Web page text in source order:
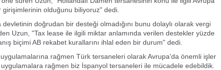
olduğunu biliyoruz" dedi.
doğrudan bir desteği olmadığını bunu dolaylı olarak vergi
Uzun, "Tax lease ile ilgili miktar anlamında verilen destekler yüzde
biçimi AB rekabet kurallarını ihlal eden bir durum" dedi.
rağmen Türk tersaneleri olarak Avrupa'da önemli işler
uygulamalara rağmen biz İspanyol tersaneleri ile mücadele edebildik.